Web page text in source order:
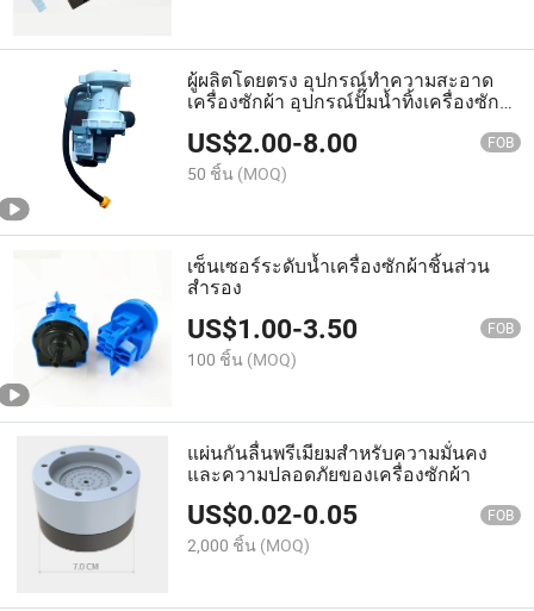
ผู้ผลิตโดยตรง อุปกรณ์ทำความสะอาด
เครื่องซักผ้า อุปกรณ์ปั๊มน้ำทิ้งเครื่องซัก
US$2.00-8.00 FOB
50 ชิ้น (MOQ)
เซ็นเซอร์ระดับน้ำเครื่องซักผ้าชิ้นส่วน
สำรอง
US$1.00-3.50 FOB
100 ชิ้น (MOQ)
แผ่นกันลื่นพรีเมียมสำหรับความมั่นคง
และความปลอดภัยของเครื่องซักผ้า
US$0.02-0.05 FOB
2,000 ชิ้น (MOQ)